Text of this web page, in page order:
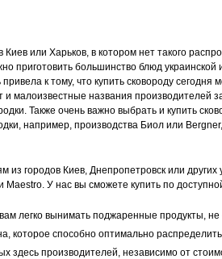
или Харьков, в котором нет такого
приготовить большинство блюд украинской
к тому, что купить сковороду
малоизвестные названия производителей
Также очень важно выбрать и купить
например, производства Биол или
городов Киев, Днепропетровск или других
Maestro. У нас вы сможете купить по
легко вынимать поджаренные продукты,
которое способно оптимально
здесь производителей, независимо от